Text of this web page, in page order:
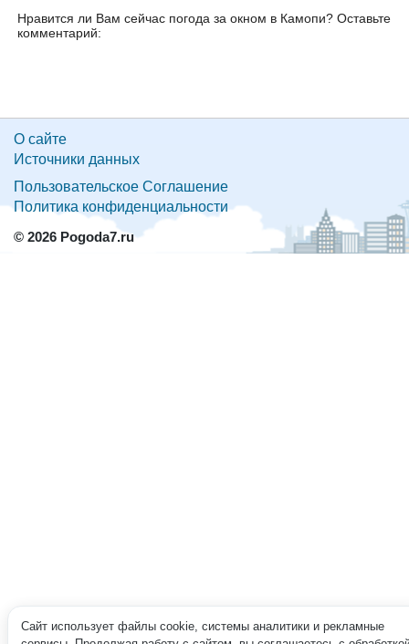
Нравится ли Вам сейчас погода за окном в Камопи? Оставьте
комментарий:
О сайте
Источники данных
Пользовательское Соглашение
Политика конфиденциальности
© 2026 Pogoda7.ru
Сайт использует файлы cookie, системы аналитики и рекламные